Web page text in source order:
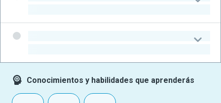
Conocimientos y habilidades que aprenderás